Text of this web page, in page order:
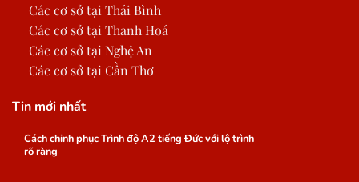
Các cơ sở tại Thái Bình
Các cơ sở tại Thanh Hoá
Các cơ sở tại Nghệ An
Các cơ sở tại Cần Thơ
Tin mới nhất
Cách chinh phục Trình độ A2 tiếng Đức với lộ trình
rõ ràng